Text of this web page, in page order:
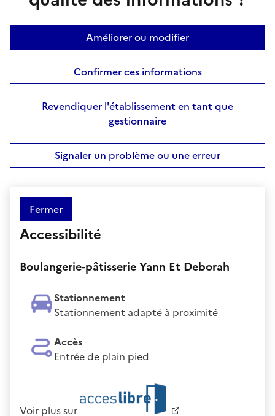
Améliorer ou modifier
Confirmer ces informations
Revendiquer l'établissement en tant que
gestionnaire
Signaler un problème ou une erreur
Fermer
Accessibilité
Boulangerie-pâtisserie Yann Et Deborah
Stationnement
Stationnement adapté à proximité
Accès
Entrée de plain pied
Voir plus sur